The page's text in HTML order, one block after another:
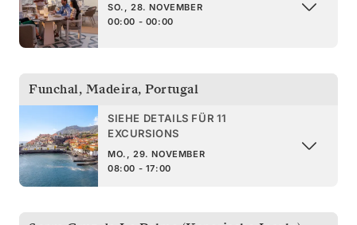
SO., 28. NOVEMBER
00:00 - 00:00
Funchal, Madeira, Portugal
SIEHE DETAILS FÜR 11
EXCURSIONS
MO., 29. NOVEMBER
08:00 - 17:00